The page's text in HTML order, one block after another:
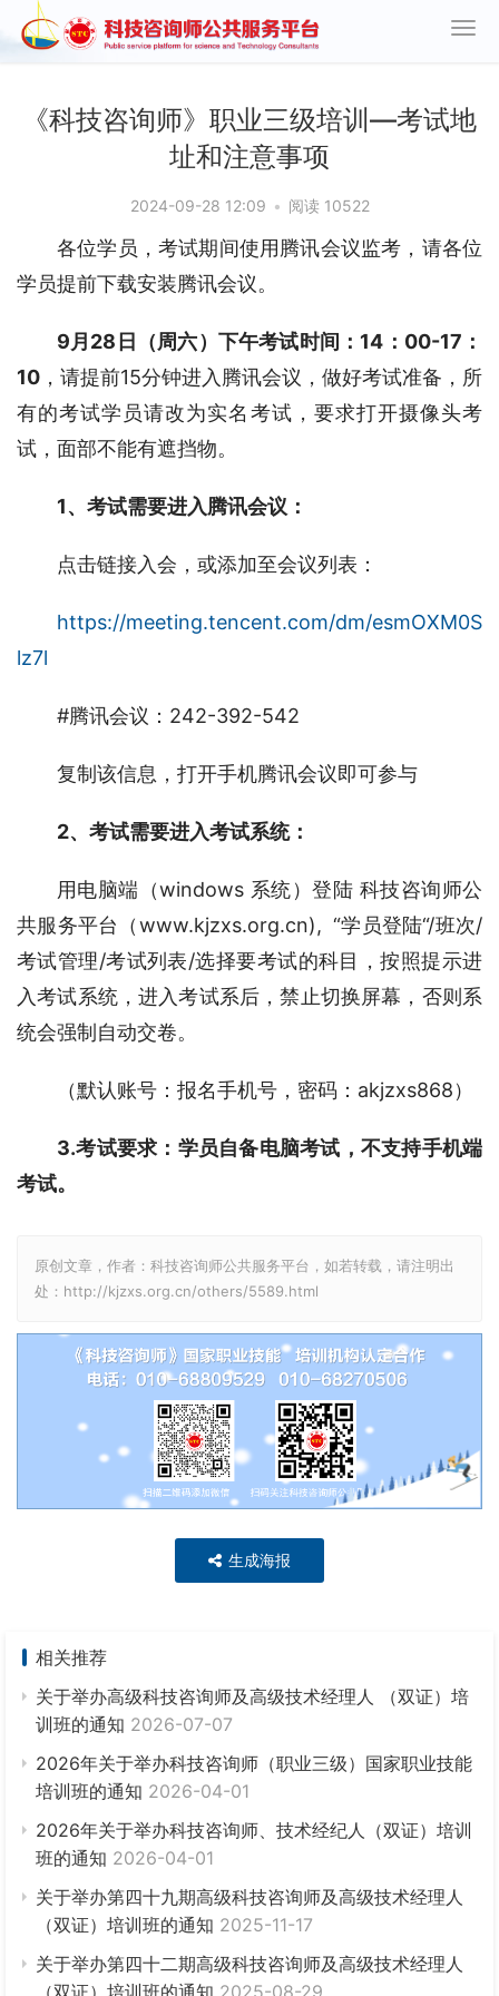
《科技咨询师》职业三级培训—考试地
址和注意事项
2024-09-28 12:09 • 阅读 10522
各位学员，考试期间使用腾讯会议监考，请各位
学员提前下载安装腾讯会议。
9月28日（周六）下午考试时间：14：00-17：
10 ，请提前15分钟进入腾讯会议，做好考试准备，所
有的考试学员请改为实名考试，要求打开摄像头考
试，面部不能有遮挡物。
1、考试需要进入腾讯会议：
点击链接入会，或添加至会议列表：
https://meeting.tencent.com/dm/esmOXM0S
lz7l
#腾讯会议：242-392-542
复制该信息，打开手机腾讯会议即可参与
2、考试需要进入考试系统：
用电脑端（windows 系统）登陆 科技咨询师公
共服务平台（www.kjzxs.org.cn),  “学员登陆“/班次/
考试管理/考试列表/选择要考试的科目，按照提示进
入考试系统，进入考试系后，禁止切换屏幕，否则系
统会强制自动交卷。
（默认账号：报名手机号，密码：akjzxs868）
3.考试要求：学员自备电脑考试，不支持手机端
考试。
原创文章，作者：科技咨询师公共服务平台，如若转载，请注明出
处：http://kjzxs.org.cn/others/5589.html
生成海报
相关推荐
关于举办高级科技咨询师及高级技术经理人 （双证）培
训班的通知 2026-07-07
2026年关于举办科技咨询师（职业三级）国家职业技能
培训班的通知 2026-04-01
2026年关于举办科技咨询师、技术经纪人（双证）培训
班的通知 2026-04-01
关于举办第四十九期高级科技咨询师及高级技术经理人
（双证）培训班的通知 2025-11-17
关于举办第四十二期高级科技咨询师及高级技术经理人